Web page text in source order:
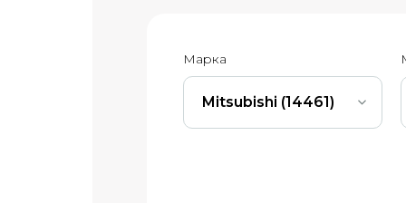
Марка
Mitsubishi (14461)